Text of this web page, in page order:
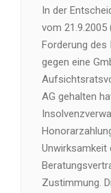
In der
vom
Forderung des
gegen eine
AG gehalten
Unwirksamkeit
Zustimmung.